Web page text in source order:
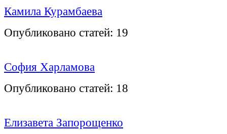
Камила Курамбаева
Опубликовано статей: 19
София Харламова
Опубликовано статей: 18
Елизавета Запорощенко